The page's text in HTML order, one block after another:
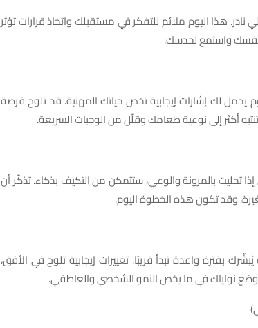
هذا اليوم ملائم للتفكر في مستقبلك واتخاذ قرارات تؤثر
نفسك واستمع لحدسك.
يحمل لك إشارات إيجابية تخص حياتك المهنية. قد تلوح فرصة
أكثر إلى نوعية طعامك وقلّل من الوجبات السريعة.
تحليت بالمرونة والوعي، ستتمكن من التكيف بذكاء. تذكّر أن
وقد تكون هذه الخطوة اليوم.
بفترة واعدة تبدأ قريبًا. تغييرات إيجابية تلوح في الأفق،
نواياك في ما يخص النمو الشخصي والعاطفي.